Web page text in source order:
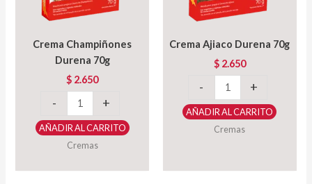
Crema Champiñones
Durena 70g
$ 2.650
-
Champiñones
Durena
+
AÑADIR AL CARRITO
Cremas
Crema Ajiaco Durena 70g
$2.650
-
Durena
+
AÑADIR AL CARRITO
Cremas